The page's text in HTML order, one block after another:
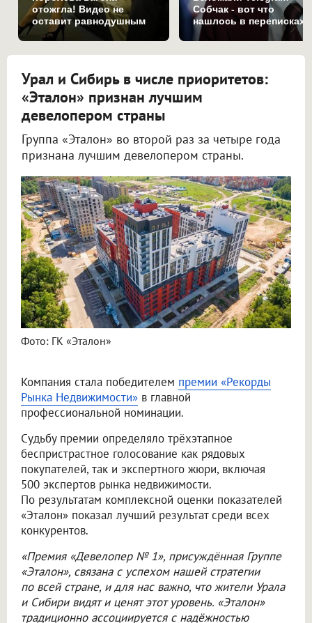
отожгла! Видео не
оставит равнодушным
Собчак - вот что
нашлось в переписках
Урал и Сибирь в числе приоритетов:
«Эталон» признан лучшим
девелопером страны
Группа «Эталон» во второй раз за четыре года
признана лучшим девелопером страны.
Фото: ГК «Эталон»
Компания стала победителем премии «Рекорды
Рынка Недвижимости» в главной
профессиональной номинации.
Судьбу премии определяло трёхэтапное
беспристрастное голосование как рядовых
покупателей, так и экспертного жюри, включая
500 экспертов рынка недвижимости.
По результатам комплексной оценки показателей
«Эталон» показал лучший результат среди всех
конкурентов.
«Премия «Девелопер № 1», присуждённая Группе
«Эталон», связана с успехом нашей стратегии
по всей стране, и для нас важно, что жители Урала
и Сибири видят и ценят этот уровень. «Эталон»
традиционно ассоциируется с надёжностью